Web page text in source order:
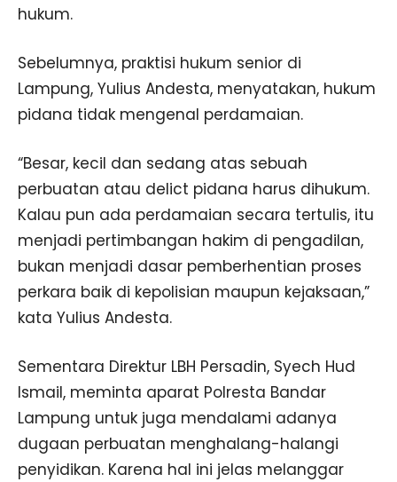
hukum.
Sebelumnya, praktisi hukum senior di
Lampung, Yulius Andesta, menyatakan, hukum
pidana tidak mengenal perdamaian.
“Besar, kecil dan sedang atas sebuah
perbuatan atau delict pidana harus dihukum.
Kalau pun ada perdamaian secara tertulis, itu
menjadi pertimbangan hakim di pengadilan,
bukan menjadi dasar pemberhentian proses
perkara baik di kepolisian maupun kejaksaan,”
kata Yulius Andesta.
Sementara Direktur LBH Persadin, Syech Hud
Ismail, meminta aparat Polresta Bandar
Lampung untuk juga mendalami adanya
dugaan perbuatan menghalang-halangi
penyidikan. Karena hal ini jelas melanggar